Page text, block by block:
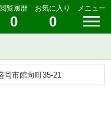
閲覧履歴
0
お気に入り
0
メニュー
岡市館向町35-21